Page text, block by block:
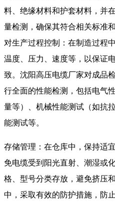
料、绝缘材料和护套材料，并
量检测，确保其符合相关标准
对生产过程控制：在制造过程
温度、压力、速度等，以保证
致。沈阳高压电缆厂家对成品
行全面的性能检测，包括电气
量等）、机械性能测试（如抗
能测试等。
存储管理：在仓库中，保持适
免电缆受到阳光直射、潮湿或
格、型号分类存放，避免挤压
中，采取有效的防护措施，防